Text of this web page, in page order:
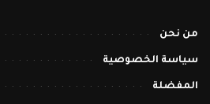
من نحن
سياسة الخصوصية
المفضلة